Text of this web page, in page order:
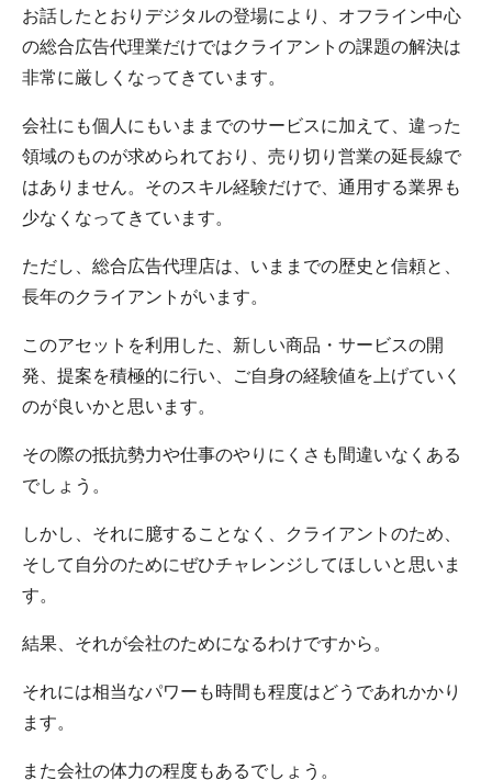
お話したとおりデジタルの登場により、オフライン中心
の総合広告代理業だけではクライアントの課題の解決は
非常に厳しくなってきています。
会社にも個人にもいままでのサービスに加えて、違った
領域のものが求められており、売り切り営業の延長線で
はありません。そのスキル経験だけで、通用する業界も
少なくなってきています。
ただし、総合広告代理店は、いままでの歴史と信頼と、
長年のクライアントがいます。
このアセットを利用した、新しい商品・サービスの開
発、提案を積極的に行い、ご自身の経験値を上げていく
のが良いかと思います。
その際の抵抗勢力や仕事のやりにくさも間違いなくある
でしょう。
しかし、それに臆することなく、クライアントのため、
そして自分のためにぜひチャレンジしてほしいと思いま
す。
結果、それが会社のためになるわけですから。
それには相当なパワーも時間も程度はどうであれかかり
ます。
また会社の体力の程度もあるでしょう。